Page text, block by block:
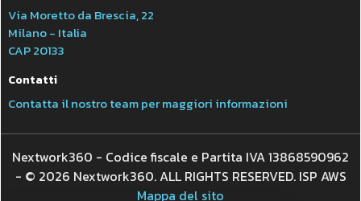
Via Moretto da Brescia, 22
Milano - Italia
CAP 20133
Contatti
Contatta il nostro team per maggiori informazioni
Nextwork360 - Codice fiscale e Partita IVA 13868590962
- © 2026 Nextwork360. ALL RIGHTS RESERVED. ISP AWS
Mappa del sito